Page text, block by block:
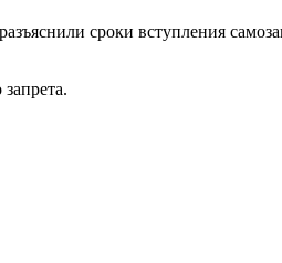
сроки вступления